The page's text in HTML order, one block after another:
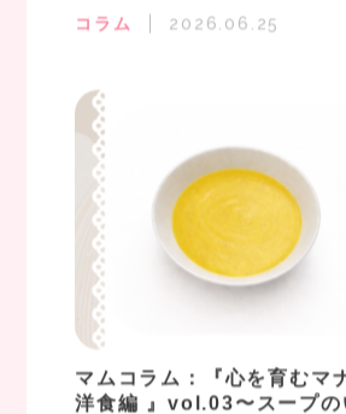
コラム 2026.06.25
マムコラム：『心を育むマ
洋食編 』vol.03〜スープの